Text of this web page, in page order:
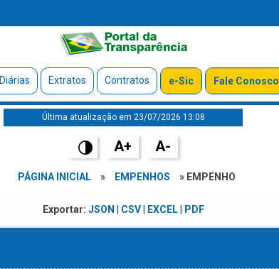
Diárias Extratos Contratos e-Sic Fale Conosco
Última atualização em 23/07/2026 13:08
A+ A-
PÁGINA INICIAL » EMPENHOS » EMPENHO
Exportar: JSON CSV| EXCEL| PDF